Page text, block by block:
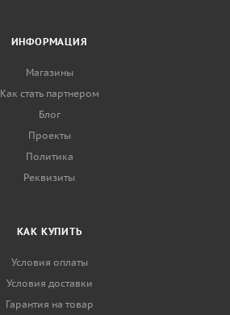
ИНФОРМАЦИЯ
Магазины
Как стать партнером
Блог
Проекты
Политика
Реквизиты
КАК КУПИТЬ
Условия оплаты
Условия доставки
Гарантия на товар